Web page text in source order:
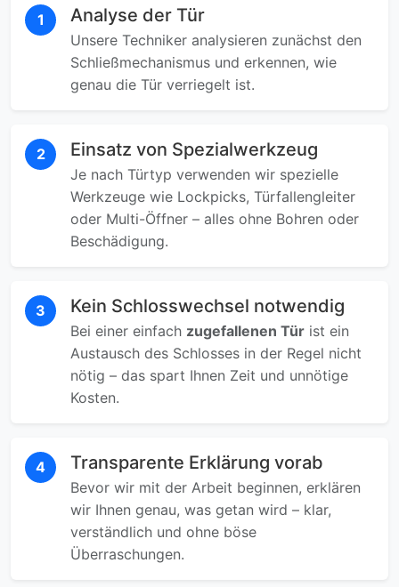
1 Analyse der Tür
Unsere Techniker analysieren zunächst den
Schließmechanismus und erkennen, wie
genau die Tür verriegelt ist.
2 Einsatz von Spezialwerkzeug
Je nach Türtyp verwenden wir spezielle
Werkzeuge wie Lockpicks, Türfallengleiter
oder Multi-Öffner – alles ohne Bohren oder
Beschädigung.
3 Kein Schlosswechsel notwendig
Bei einer einfach zugefallenen Tür ist ein
Austausch des Schlosses in der Regel nicht
nötig – das spart Ihnen Zeit und unnötige
Kosten.
4 Transparente Erklärung vorab
Bevor wir mit der Arbeit beginnen, erklären
wir Ihnen genau, was getan wird – klar,
verständlich und ohne böse
Überraschungen.